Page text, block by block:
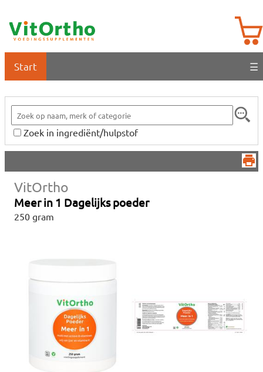
Start ☰
Zoek in ingrediënt/hulpstof
VitOrtho
Meer in 1 Dagelijks poeder
250 gram